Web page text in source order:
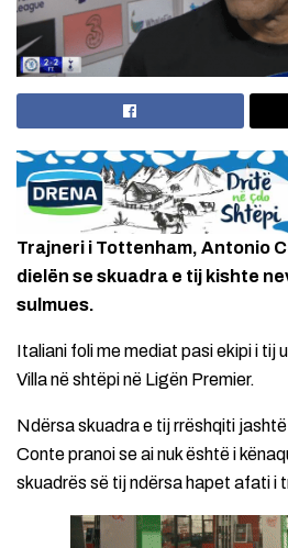
Trajneri i Tottenham, Antonio
dielën se skuadra e tij kishte
sulmues.
Italiani foli me mediat pasi ekipi i tij
Villa në shtëpi në Ligën Premier.
Ndërsa skuadra e tij rrëshqiti
Conte pranoi se ai nuk është i
skuadrës së tij ndërsa hapet afati i